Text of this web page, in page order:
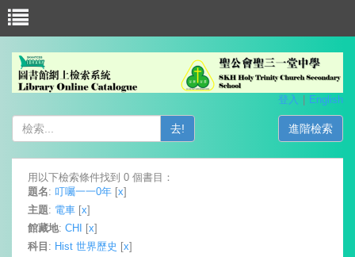
登入 English
去! 進階檢索
用以下檢索條件找到 0 個書目：
題名: 叮囑一一0年 [x]
主題: 電車 [x]
館藏地: CHI [x]
科目 : Hist 世界歷史 [x]